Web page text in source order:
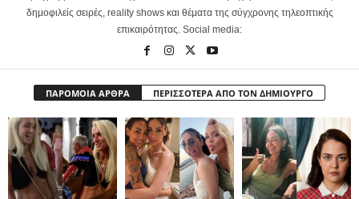
δημοφιλείς σειρές, reality shows και θέματα της σύγχρονης τηλεοπτικής
επικαιρότητας. Social media:
ΠΑΡΟΜΟΙΑ ΑΡΘΡΑ ΠΕΡΙΣΣΟΤΕΡΑ ΑΠΟ ΤΟΝ ΔΗΜΙΟΥΡΓΟ